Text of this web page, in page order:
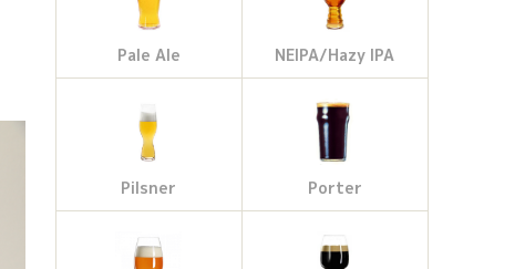
Pale Ale NEIPA/Hazy IPA
Pilsner Porter